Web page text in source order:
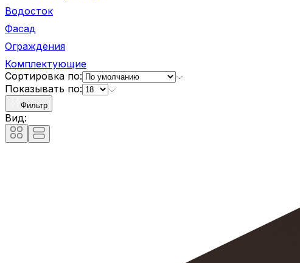
Водосток
Фасад
Ограждения
Комплектующие
Сортировка по:
Показывать по:
Фильтр
Вид: